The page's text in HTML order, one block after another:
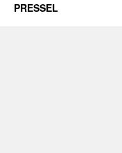
PRESSEL